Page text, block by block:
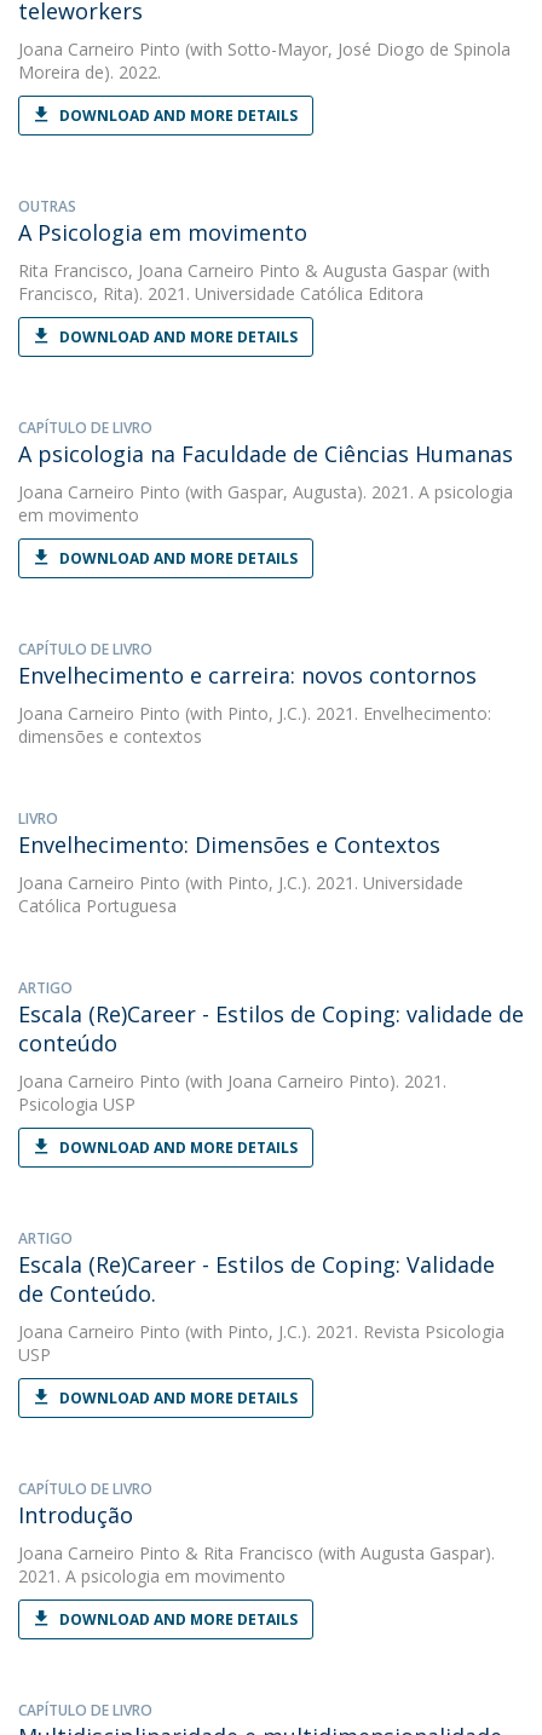
teleworkers
Joana Carneiro Pinto (with Sotto-Mayor, José Diogo de Spinola
Moreira de). 2022.
DOWNLOAD AND MORE DETAILS
OUTRAS
A Psicologia em movimento
Rita Francisco, Joana Carneiro Pinto & Augusta Gaspar (with
Francisco, Rita). 2021. Universidade Católica Editora
DOWNLOAD AND MORE DETAILS
CAPÍTULO DE LIVRO
A psicologia na Faculdade de Ciências Humanas
Joana Carneiro Pinto (with Gaspar, Augusta). 2021. A psicologia
em movimento
DOWNLOAD AND MORE DETAILS
CAPÍTULO DE LIVRO
Envelhecimento e carreira: novos contornos
Joana Carneiro Pinto (with Pinto, J.C.). 2021. Envelhecimento:
dimensões e contextos
LIVRO
Envelhecimento: Dimensões e Contextos
Joana Carneiro Pinto (with Pinto, J.C.). 2021. Universidade
Católica Portuguesa
ARTIGO
Escala (Re)Career - Estilos de Coping: validade de
conteúdo
Joana Carneiro Pinto (with Joana Carneiro Pinto). 2021.
Psicologia USP
DOWNLOAD AND MORE DETAILS
ARTIGO
Escala (Re)Career - Estilos de Coping: Validade
de Conteúdo.
Joana Carneiro Pinto (with Pinto, J.C.). 2021. Revista Psicologia
USP
DOWNLOAD AND MORE DETAILS
CAPÍTULO DE LIVRO
Introdução
Joana Carneiro Pinto & Rita Francisco (with Augusta Gaspar).
2021. A psicologia em movimento
DOWNLOAD AND MORE DETAILS
CAPÍTULO DE LIVRO